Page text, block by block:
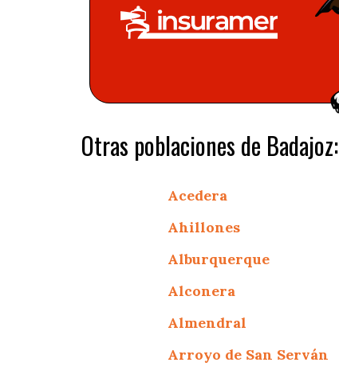
Otras poblaciones de Badajoz:
Acedera
Ahillones
Alburquerque
Alconera
Almendral
Arroyo de San Serván